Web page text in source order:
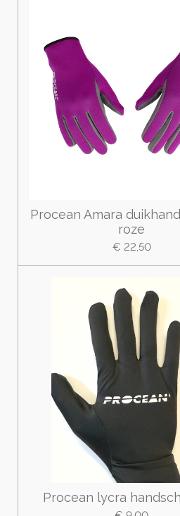
Procean Amara
roze
€ 22,50
Procean lycra